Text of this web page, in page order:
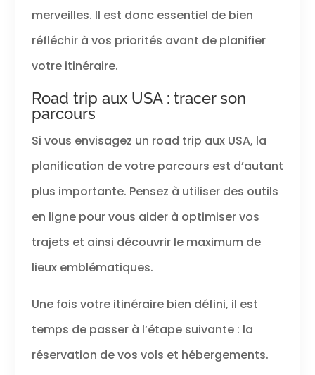
merveilles. Il est donc essentiel de bien
réfléchir à vos priorités avant de planifier
votre itinéraire.
Road trip aux USA : tracer son
parcours
Si vous envisagez un road trip aux USA, la
planification de votre parcours est d’autant
plus importante. Pensez à utiliser des outils
en ligne pour vous aider à optimiser vos
trajets et ainsi découvrir le maximum de
lieux emblématiques.
Une fois votre itinéraire bien défini, il est
temps de passer à l’étape suivante : la
réservation de vos vols et hébergements.